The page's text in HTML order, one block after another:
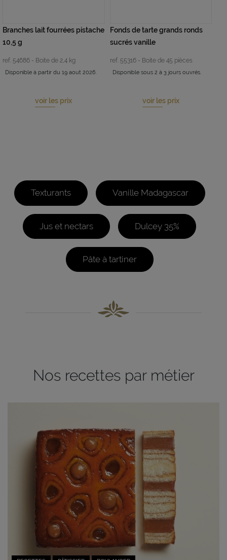
Branches lait fourrées pistache
10,5 g
ref. 54686 - Boite de 2,4 kg
Disponible à partir du 19 aout 2026.
voir les prix
Fonds de tarte grands ronds
sucrés vanille
ref. 55316 - Boite de 45 pièces
Disponible sous 2 à 3 jours ouvrés.
voir les prix
Texturants Vanille Madagascar
Jus et nectars Dulcey 35%
Pâte à tartiner
Nos recettes par métier